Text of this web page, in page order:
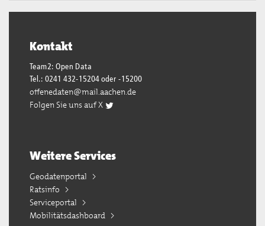
Kontakt
Team2: Open Data
Tel.: 0241 432-15204 oder -15200
offenedaten@mail.aachen.de
Folgen Sie uns auf X
Weitere Services
Geodatenportal
Ratsinfo
Serviceportal
Mobilitätsdashboard